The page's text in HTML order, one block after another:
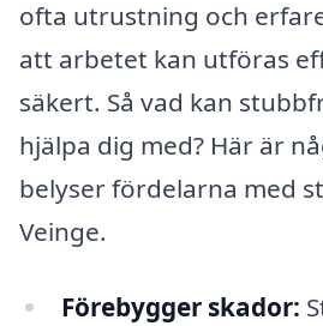
ofta utrustning och
att arbetet kan utföras
säkert. Så vad kan
hjälpa dig med? Här är
belyser fördelarna med
Veinge.
Förebygger skador: